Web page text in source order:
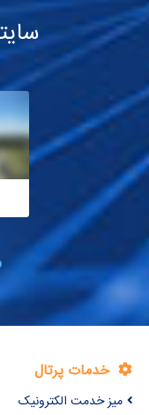
خدمات پرتال
میز خدمت الکترونیک